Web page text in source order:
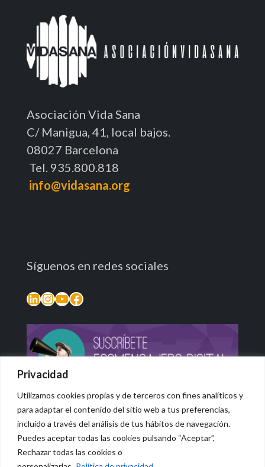
Privacidad
Utilizamos cookies propias y de terceros con fines analíticos y
para adaptar el contenido del sitio web a tus preferencias,
incluido a través del análisis de tus hábitos de navegación.
Puedes aceptar todas las cookies pulsando “Aceptar”,
Rechazar todas las cookies o
Asociación Vida Sana
C/ Manigua, 41, local bajos.
08027 Barcelona
Tel. 935.800.818
info@vidasana.org
Síguenos en redes sociales
LinkedIn
Instagram
YouTube
Facebook
© 2026 Vidasana | All Rights Reserved